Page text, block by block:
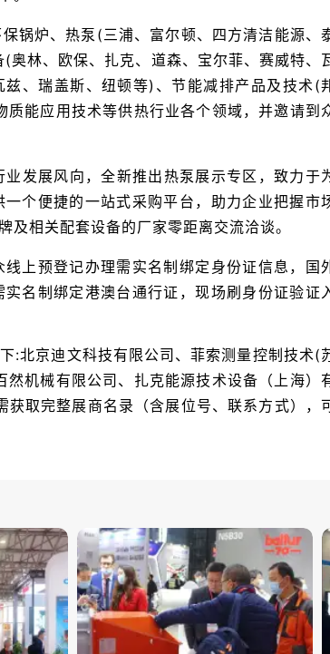
锅炉、热泵(三浦、富尔顿、四方清洁能源、
林、欧保、扎克、道森、宝尔菲、赛威特、
、瑞盖斯、纽顿等)、节能减排产品及技术(
能应用技术等供热行业各个领域，并邀请到
发展风向，全新推出热泵展示专区，致力于
个便捷的一站式采购平台，助力企业把握市
相关配套设备的厂家零距离交流洽谈。
上预登记办理需实名制绑定身份证信息，国
名制绑定港澳台通行证，现场刷身份证验证
:北京迪文科技有限公司、菲索测量控制技术(
机械有限公司、扎克能源技术设备（上海）
取完整展商名录（含展位号、联系方式），